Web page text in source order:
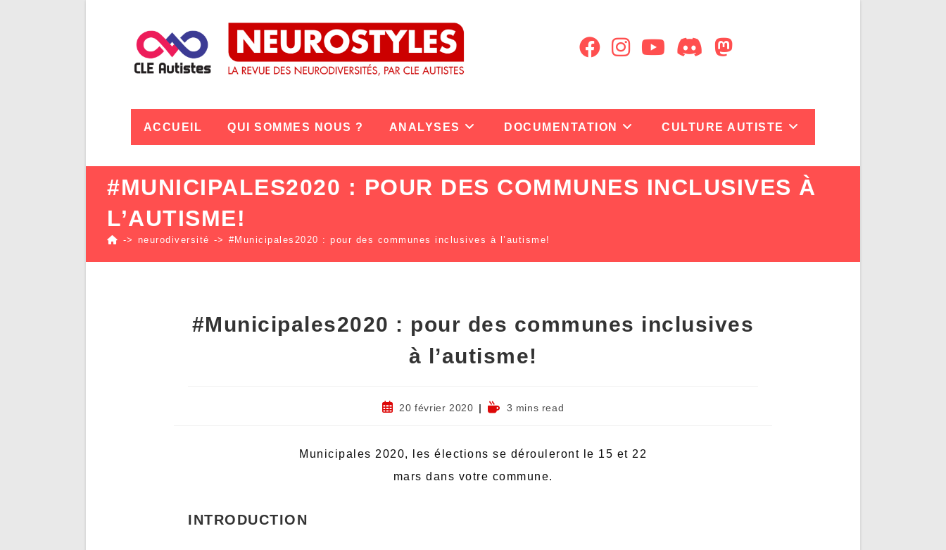
ACCUEIL QUI SOMMES NOUS ? ANALYSES DOCUMENTATION CULTURE AUTISTE
#MUNICIPALES2020 : POUR DES COMMUNES INCLUSIVES À
L’AUTISME!
-> neurodiversité -> #Municipales2020 : pour des communes inclusives à l’autisme!
#Municipales2020 : pour des communes inclusives
à l’autisme!
20 février 2020 3 mins read
Municipales 2020, les élections se dérouleront le 15 et 22
mars dans votre commune.
INTRODUCTION